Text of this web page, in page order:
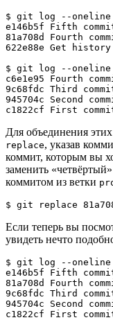
$ git log --oneline
e146b5f Fifth
81a708d Fourth
622e88e Get
history
$ git log --
c6e1e95 Fourth
9c68fdc Third
945704c Second
c1822cf First
Для объединения
replace, указав
коммит, которым вы
заменить
коммитом из ветки
$ git replace
Если теперь вы
увидеть нечто
$ git log --oneline
e146b5f Fifth
81a708d Fourth
9c68fdc Third
945704c Second
c1822cf First